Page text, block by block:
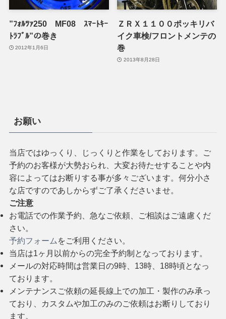
”ﾌｫﾙﾂｧ250 MF08 ｽﾏｰﾄｷｰ
ﾄﾗﾌﾞﾙ”の巻き
2012年1月6日
ＺＲＸ１１００ポッキリバ
イク車検/フロントメンテの
巻
2013年8月28日
お願い
当店ではゆっくり、じっくりと作業をしております。ご
予約のお客様が大勢おられ、大変お待たせすることや内
容によってはお断りする事が多々ございます。何分小さ
な店ですのであしからずご了承くださいませ。
ご注意
お電話での作業予約、急なご依頼、ご相談はご遠慮くだ
さい。
予約フォーム をご利用ください。
当店は1ヶ月以前からの完全予約制となっております。
メールの対応時間は営業日の9時、13時、18時頃となっ
ております。
メンテナンスご依頼の延長線上での加工・製作のみ承っ
ており、カスタムや加工のみのご依頼はお断りしており
ます。